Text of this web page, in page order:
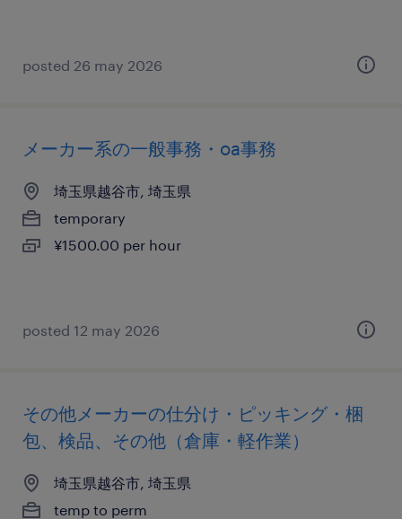
posted 26 may 2026
メーカー系の一般事務・oa事務
埼玉県越谷市, 埼玉県
temporary
¥1500.00 per hour
posted 12 may 2026
その他メーカーの仕分け・ピッキング・梱
包、検品、その他（倉庫・軽作業）
埼玉県越谷市, 埼玉県
temp to perm